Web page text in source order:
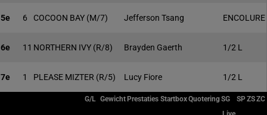
5e 6 COCOON BAY (M/7) Jefferson Tsang ENCOLURE
6e 11 NORTHERN IVY (R/8) Brayden Gaerth 1/2 L
7e 1 PLEASE MIZTER (R/5) Lucy Fiore 1/2 L
G/L Gewicht Prestaties StartboxQuoteringSG SPZSZC